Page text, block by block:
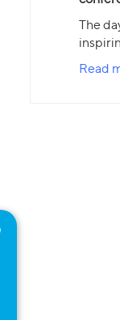
The
Read